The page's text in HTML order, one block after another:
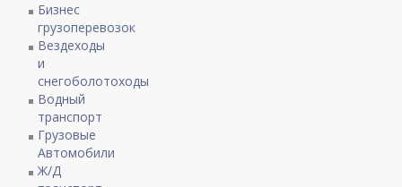
Бизнес
грузоперевозок
Вездеходы
и
снегоболотоходы
Водный
транспорт
Грузовые
Автомобили
Ж/Д